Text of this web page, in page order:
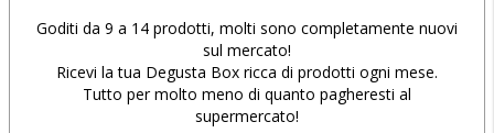
Goditi da 9 a 14 prodotti, molti sono completamente nuovi
sul mercato!
Ricevi la tua Degusta Box ricca di prodotti ogni mese.
Tutto per molto meno di quanto pagheresti al
supermercato!